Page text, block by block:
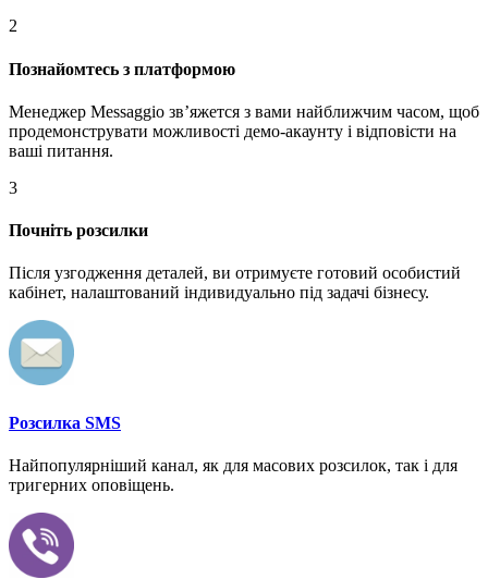
2
Познайомтесь з платформою
Менеджер Messaggio звʼяжется з вами найближчим часом, щоб
продемонструвати можливості демо-акаунту і відповісти на
ваші питання.
3
Почніть розсилки
Після узгодження деталей, ви отримуєте готовий особистий
кабінет, налаштований індивидуально під задачі бізнесу.
Розсилка SMS
Найпопулярніший канал, як для масових розсилок, так і для
тригерних оповіщень.